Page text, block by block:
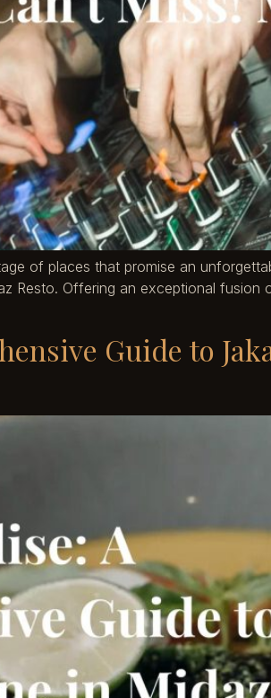
of places that promise an
Resto. Offering an exceptional
Guide to